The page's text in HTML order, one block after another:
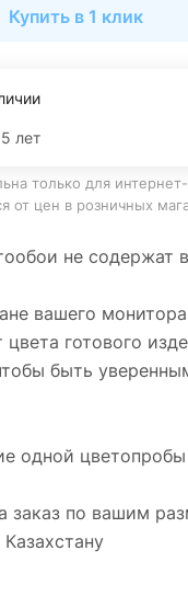
Купить в 1 клик
лет
только для
от цен в розничных
не содержат
вашего
цвета готового
быть
одной
заказ по вашим